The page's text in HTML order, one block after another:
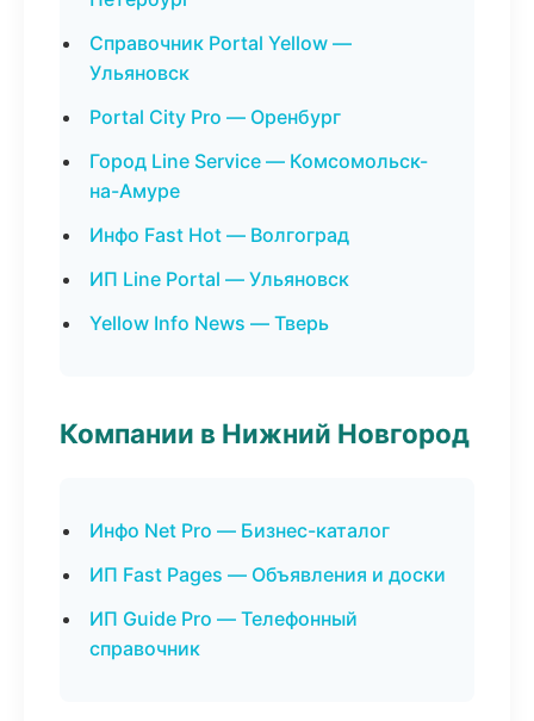
Справочник Portal Yellow —
Ульяновск
Portal City Pro — Оренбург
Город Line Service — Комсомольск-
на-Амуре
Инфо Fast Hot — Волгоград
ИП Line Portal — Ульяновск
Yellow Info News — Тверь
Компании в Нижний Новгород
Инфо Net Pro — Бизнес-каталог
ИП Fast Pages — Объявления и доски
ИП Guide Pro — Телефонный
справочник